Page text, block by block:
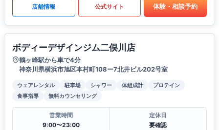
店舗情報 公式サイト 体験・相談予約
ボディーデザインジム二俣川店
鶴ヶ峰駅から車で4分
神奈川県横浜市旭区本村町108ー7北井ビル202号室
ウェアレンタル 駐車場 シャワー 体組成計
プロテイン
食事指導
無料カウンセリング
営業時間
9:00〜23:00
定休日
要確認